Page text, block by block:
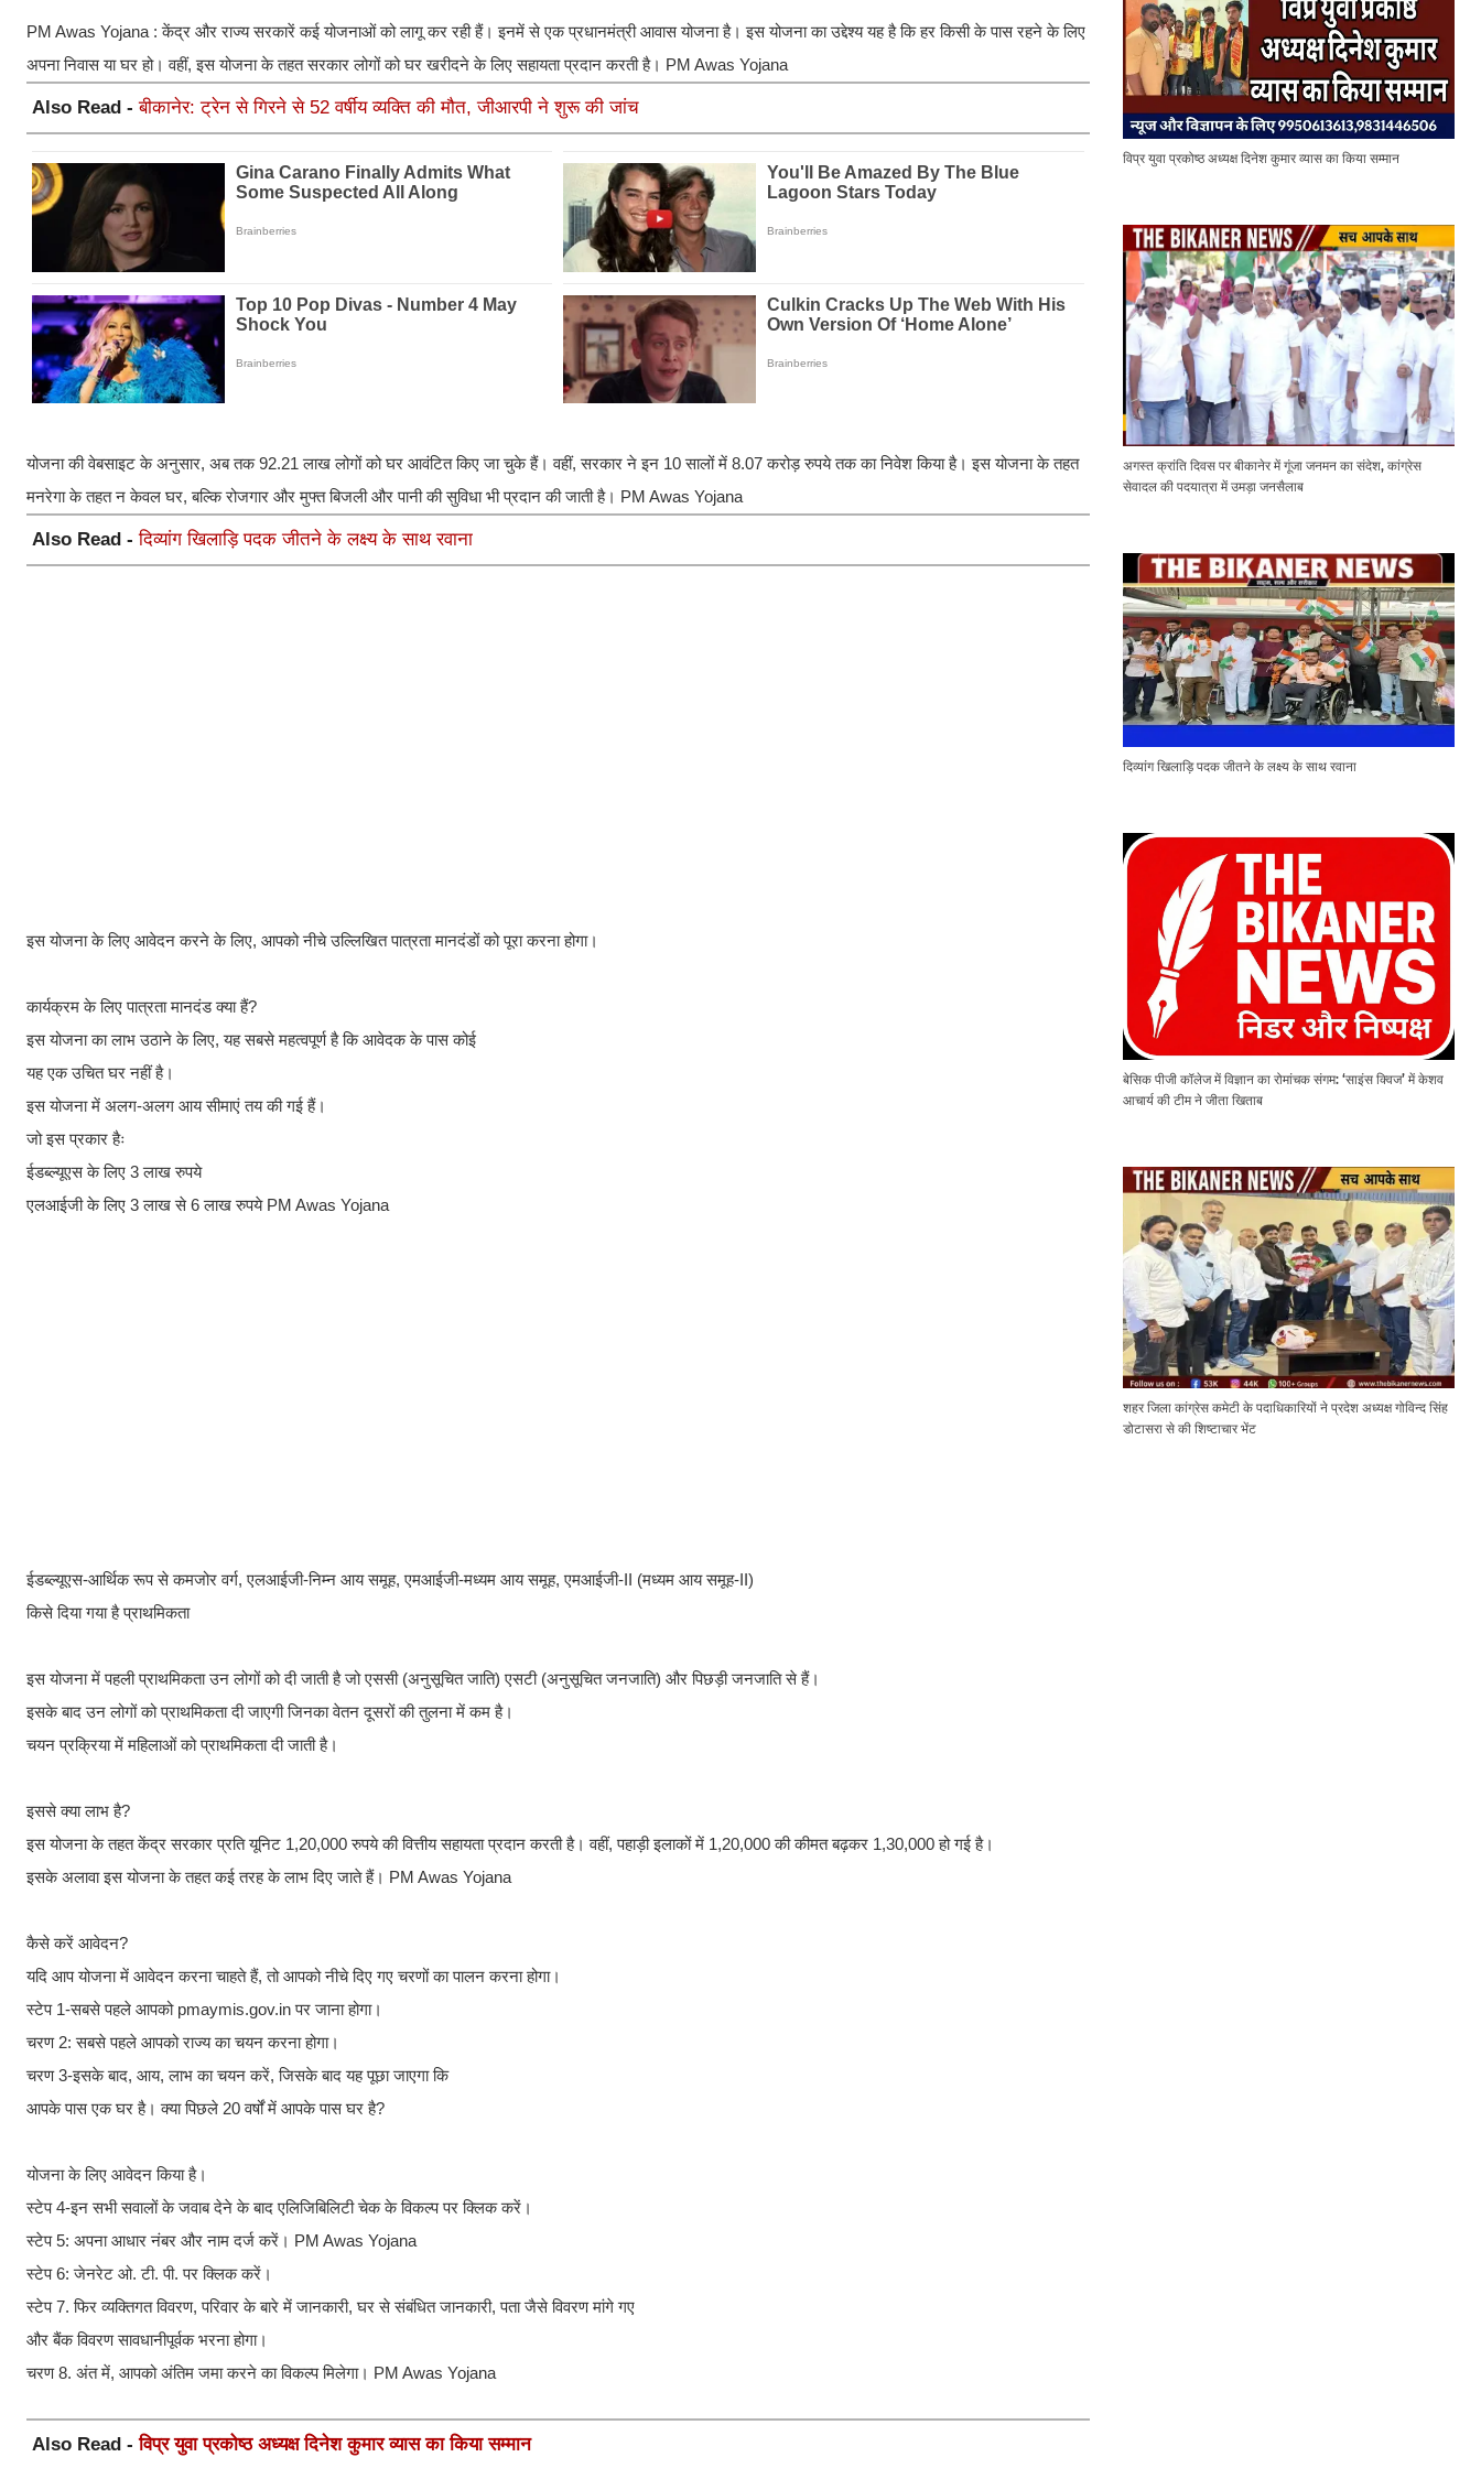
PM Awas Yojana : केंद्र और राज्य सरकारें कई योजनाओं को लागू कर रही हैं। इनमें से एक प्रधानमंत्री आवास योजना है। इस योजना का उद्देश्य यह है कि हर किसी के पास रहने के लिए
अपना निवास या घर हो। वहीं, इस योजना के तहत सरकार लोगों को घर खरीदने के लिए सहायता प्रदान करती है। PM Awas Yojana
Also Read -बीकानेर: ट्रेन से गिरने से 52 वर्षीय व्यक्ति की मौत, जीआरपी ने शुरू की जांच
योजना की वेबसाइट के अनुसार, अब तक 92.21 लाख लोगों को घर आवंटित किए जा चुके हैं। वहीं, सरकार ने इन 10 सालों में 8.07 करोड़ रुपये तक का निवेश किया है। इस योजना के तहत
मनरेगा के तहत न केवल घर, बल्कि रोजगार और मुफ्त बिजली और पानी की सुविधा भी प्रदान की जाती है। PM Awas Yojana
Also Read -दिव्यांग खिलाड़ि पदक जीतने के लक्ष्य के साथ रवाना
इस योजना के लिए आवेदन करने के लिए, आपको नीचे उल्लिखित पात्रता मानदंडों को पूरा करना होगा।
कार्यक्रम के लिए पात्रता मानदंड क्या हैं?
इस योजना का लाभ उठाने के लिए, यह सबसे महत्वपूर्ण है कि आवेदक के पास कोई
यह एक उचित घर नहीं है।
इस योजना में अलग-अलग आय सीमाएं तय की गई हैं।
जो इस प्रकार हैः
ईडब्ल्यूएस के लिए 3 लाख रुपये
एलआईजी के लिए 3 लाख से 6 लाख रुपये PM Awas Yojana
ईडब्ल्यूएस-आर्थिक रूप से कमजोर वर्ग, एलआईजी-निम्न आय समूह, एमआईजी-मध्यम आय समूह, एमआईजी-II (मध्यम आय समूह-II)
किसे दिया गया है प्राथमिकता
इस योजना में पहली प्राथमिकता उन लोगों को दी जाती है जो एससी (अनुसूचित जाति) एसटी (अनुसूचित जनजाति) और पिछड़ी जनजाति से हैं।
इसके बाद उन लोगों को प्राथमिकता दी जाएगी जिनका वेतन दूसरों की तुलना में कम है।
चयन प्रक्रिया में महिलाओं को प्राथमिकता दी जाती है।
इससे क्या लाभ है?
इस योजना के तहत केंद्र सरकार प्रति यूनिट 1,20,000 रुपये की वित्तीय सहायता प्रदान करती है। वहीं, पहाड़ी इलाकों में 1,20,000 की कीमत बढ़कर 1,30,000 हो गई है।
इसके अलावा इस योजना के तहत कई तरह के लाभ दिए जाते हैं। PM Awas Yojana
कैसे करें आवेदन?
यदि आप योजना में आवेदन करना चाहते हैं, तो आपको नीचे दिए गए चरणों का पालन करना होगा।
स्टेप 1-सबसे पहले आपको pmaymis.gov.in पर जाना होगा।
चरण 2: सबसे पहले आपको राज्य का चयन करना होगा।
चरण 3-इसके बाद, आय, लाभ का चयन करें, जिसके बाद यह पूछा जाएगा कि
आपके पास एक घर है। क्या पिछले 20 वर्षों में आपके पास घर है?
योजना के लिए आवेदन किया है।
स्टेप 4-इन सभी सवालों के जवाब देने के बाद एलिजिबिलिटी चेक के विकल्प पर क्लिक करें।
स्टेप 5: अपना आधार नंबर और नाम दर्ज करें। PM Awas Yojana
स्टेप 6: जेनरेट ओ. टी. पी. पर क्लिक करें।
स्टेप 7. फिर व्यक्तिगत विवरण, परिवार के बारे में जानकारी, घर से संबंधित जानकारी, पता जैसे विवरण मांगे गए
और बैंक विवरण सावधानीपूर्वक भरना होगा।
चरण 8. अंत में, आपको अंतिम जमा करने का विकल्प मिलेगा। PM Awas Yojana
Also Read -विप्र युवा प्रकोष्ठ अध्यक्ष दिनेश कुमार व्यास का किया सम्मान
विप्र युवा प्रकोष्ठ अध्यक्ष दिनेश कुमार व्यास का किया सम्मान
अगस्त क्रांति दिवस पर बीकानेर में गूंजा जनमन का संदेश, कांग्रेस
सेवादल की पदयात्रा में उमड़ा जनसैलाब
दिव्यांग खिलाड़ि पदक जीतने के लक्ष्य के साथ रवाना
बेसिक पीजी कॉलेज में विज्ञान का रोमांचक संगम: ‘साइंस क्विज’ में केशव
आचार्य की टीम ने जीता खिताब
शहर जिला कांग्रेस कमेटी के पदाधिकारियों ने प्रदेश अध्यक्ष गोविन्द सिंह
डोटासरा से की शिष्टाचार भेंट